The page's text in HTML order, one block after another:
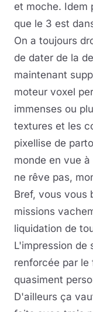
et moche. Idem
que le 3 est
On a toujours
de dater de la
maintenant
moteur voxel
immenses ou
textures et les
pixellise de
monde en vue
ne rêve pas,
Bref, vous vous
missions
liquidation de
L'impression de
renforcée par
quasiment
D'ailleurs ça